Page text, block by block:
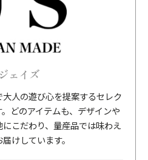
ェイズ
人の遊び心を提案するセレク
どのアイテムも、デザインや
こだわり、量産品では味わえ
けしています。